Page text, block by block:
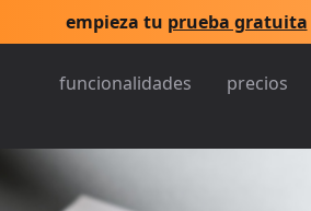
empieza tu prueba gratuita
funcionalidades precios